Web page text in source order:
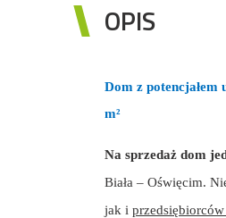
OPIS
Dom z potencjałem
m²
Na sprzedaż dom
Biała – Oświęcim.
jak i